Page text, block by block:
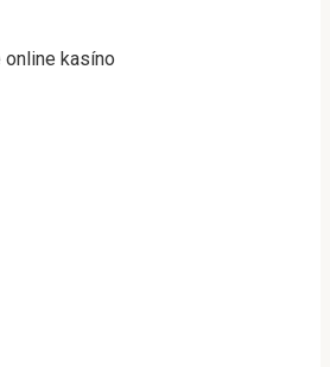
online kasíno